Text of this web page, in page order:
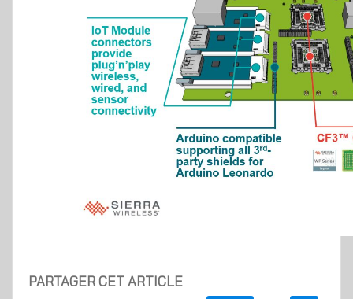
PARTAGER CET ARTICLE